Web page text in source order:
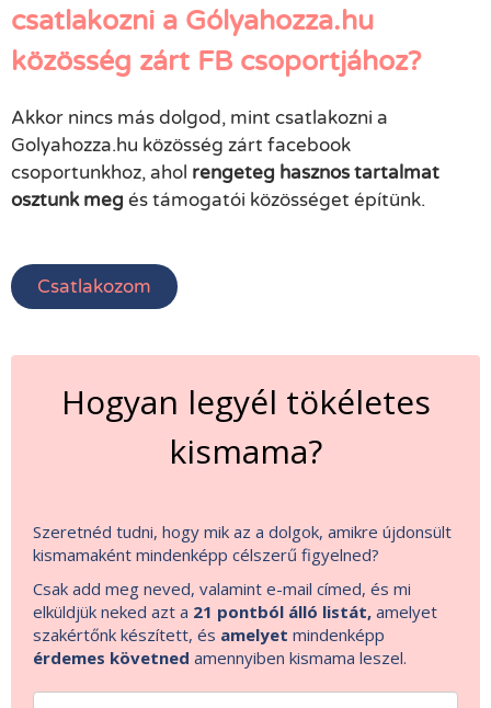
csatlakozni a Gólyahozza.hu
közösség zárt FB csoportjához?
Akkor nincs más dolgod, mint csatlakozni a
Golyahozza.hu közösség zárt facebook
csoportunkhoz, ahol rengeteg hasznos tartalmat
osztunk meg és támogatói közösséget építünk.
Csatlakozom
Hogyan legyél tökéletes
kismama?
Szeretnéd tudni, hogy mik az a dolgok, amikre újdonsült
kismamaként mindenképp célszerű figyelned?
Csak add meg neved, valamint e-mail címed, és mi
elküldjük neked azt a 21 pontból álló listát, amelyet
szakértőnk készített, és amelyet mindenképp
érdemes követned amennyiben kismama leszel.